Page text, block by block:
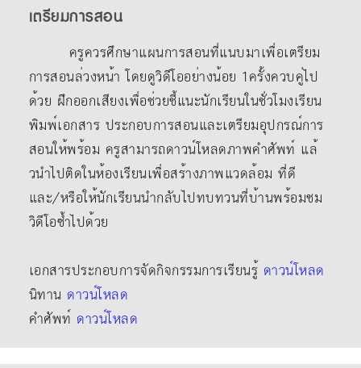
เตรียมการสอน
ครูควรศึกษาแผนการสอนที่แนบมาเพื่อเตรียม
การสอนล่วงหน้า โดยดูวิดีโออย่างน้อย 1ครั้งควบคู่ไป
ด้วย ฝึกออกเสียงเพื่อช่วยชี้แนะนักเรียนในชั่วโมงเรียน
พิมพ์เอกสาร ประกอบการสอนและเตรียมอุปกรณ์การ
สอนให้พร้อม ครูสามารถดาวน์โหลดภาพคําศัพท์ แล้
วนําไปติดในห้องเรียนเพื่อสร้างภาพแวดล้อม ที่ดี
และ/หรือให้นักเรียนนํากลับไปทบทวนที่บ้านพร้อมชม
วิดีโอซ้ำไปด้วย
เอกสารประกอบการจัดกิจกรรมการเรียนรู้ ดาวน์โหลด
นิทาน ดาวน์โหลด
คำศัพท์ ดาวน์โหลด